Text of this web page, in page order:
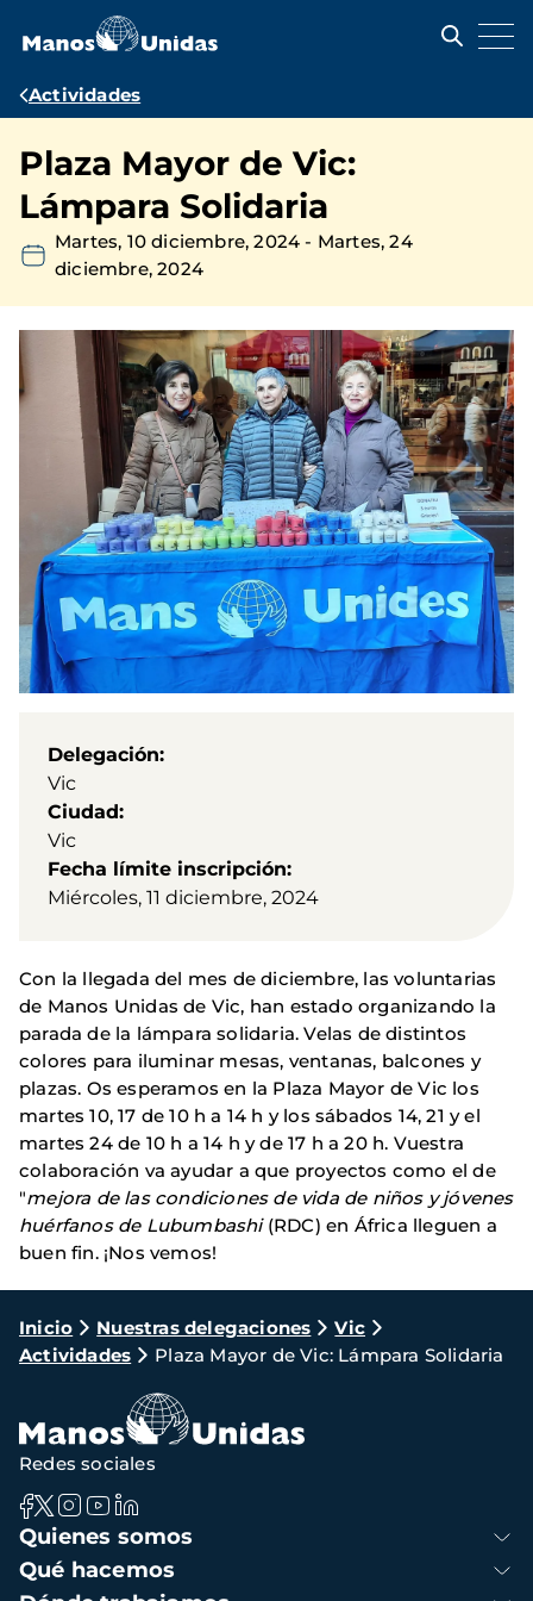
contenido
Ruta
navegación
Actividades
Plaza Mayor de Vic:
Lámpara Solidaria
Martes, 10 diciembre, 2024 - Martes, 24
diciembre, 2024
Delegación
Vic
Ciudad
Vic
Fecha límite inscripción
Miércoles, 11 diciembre, 2024
Con la llegada del mes de diciembre, las voluntarias
de Manos Unidas de Vic, han estado organizando la
parada de la lámpara solidaria. Velas de distintos
colores para iluminar mesas, ventanas, balcones y
plazas. Os esperamos en la Plaza Mayor de Vic los
martes 10, 17 de 10 h a 14 h y los sábados 14, 21 y el
martes 24 de 10 h a 14 h y de 17 h a 20 h. Vuestra
colaboración va ayudar a que proyectos como el de
"mejora de las condiciones de vida de niños y jóvenes
huérfanos de Lubumbashi(RDC) en África lleguen a
buen fin. ¡Nos vemos!
Ruta
de
navegación
Inicio Nuestras delegaciones
Vic
Actividades
Plaza Mayor de Vic: Lámpara Solidaria
Navegación
principal
Quienes somos
Qué hacemos
Redes sociales